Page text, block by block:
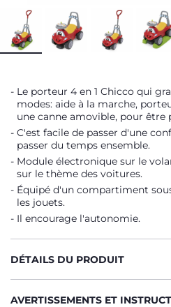
Le porteur 4 en 1 Chicco qui
modes: aide à la marche,
une canne amovible, pour être
C'est facile de passer d'une
passer du temps ensemble.
Module électronique sur le
sur le thème des voitures.
Équipé d'un compartiment
les jouets.
Il encourage l'autonomie.
DÉTAILS DU PRODUIT
AVERTISSEMENTS ET